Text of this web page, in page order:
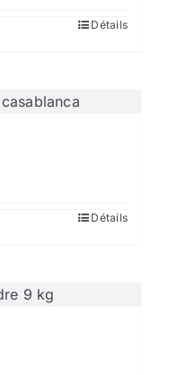
Détails
Détails